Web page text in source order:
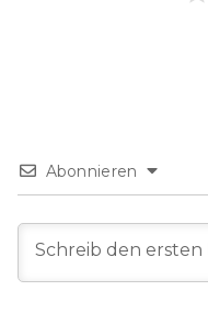
Abonnieren